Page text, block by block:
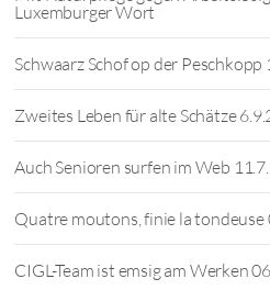
Luxemburger Wort
Schwaarz Schof op der
Zweites Leben für alte Schätze
Auch Senioren surfen im Web
Quatre moutons, finie la
CIGL-Team ist emsig am Werken